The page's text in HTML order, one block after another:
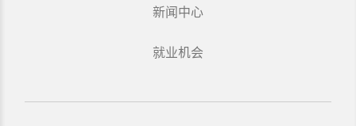
新闻中心
就业机会